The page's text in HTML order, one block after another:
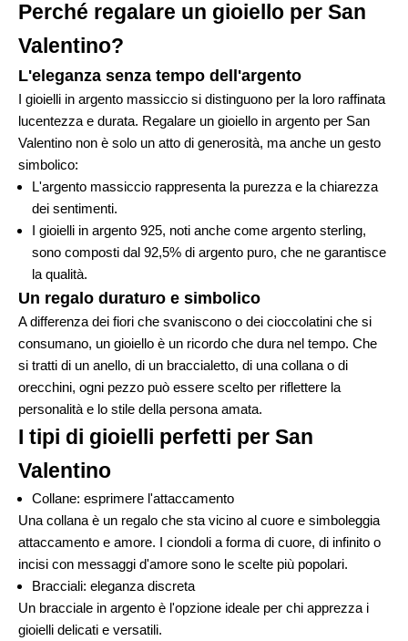
Perché regalare un gioiello per San
Valentino?
L'eleganza senza tempo dell'argento
I gioielli in argento massiccio si distinguono per la loro raffinata
lucentezza e durata. Regalare un gioiello in argento per San
Valentino non è solo un atto di generosità, ma anche un gesto
simbolico:
L'argento massiccio rappresenta la purezza e la chiarezza
dei sentimenti.
I gioielli in argento 925, noti anche come argento sterling,
sono composti dal 92,5% di argento puro, che ne garantisce
la qualità.
Un regalo duraturo e simbolico
A differenza dei fiori che svaniscono o dei cioccolatini che si
consumano, un gioiello è un ricordo che dura nel tempo. Che
si tratti di un anello, di un braccialetto, di una collana o di
orecchini, ogni pezzo può essere scelto per riflettere la
personalità e lo stile della persona amata.
I tipi di gioielli perfetti per San
Valentino
Collane: esprimere l'attaccamento
Una collana è un regalo che sta vicino al cuore e simboleggia
attaccamento e amore. I ciondoli a forma di cuore, di infinito o
incisi con messaggi d'amore sono le scelte più popolari.
Bracciali: eleganza discreta
Un bracciale in argento è l'opzione ideale per chi apprezza i
gioielli delicati e versatili.